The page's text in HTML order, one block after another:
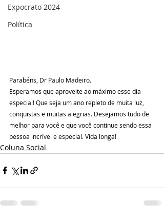
Expocrato 2024
Política
Parabéns, Dr Paulo Madeiro.
Esperamos que aproveite ao máximo esse dia
especial! Que seja um ano repleto de muita luz,
conquistas e muitas alegrias. Desejamos tudo de
melhor para você e que você continue sendo essa
pessoa incrível e especial. Vida longa!
Coluna Social